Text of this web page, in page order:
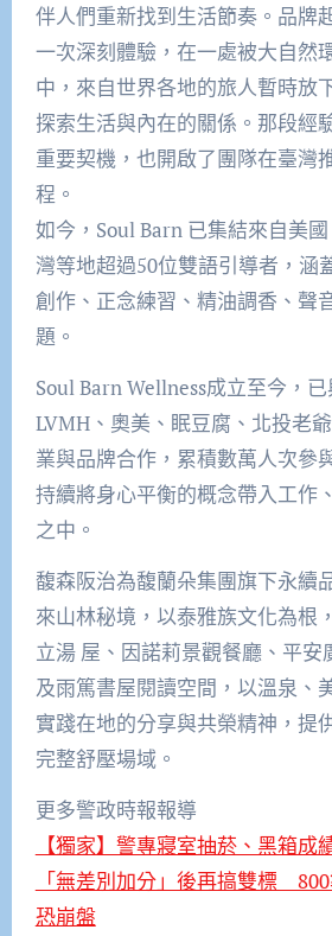
伴人們重新找到生活節奏。品牌
一次深刻體驗，在一處被大自然
中，來自世界各地的旅人暫時放
探索生活與內在的關係。那段經
重要契機，也開啟了團隊在臺灣
程。
如今，Soul Barn 已集結來自美
灣等地超過50位雙語引導者，涵
創作、正念練習、精油調香、聲
題。
Soul Barn Wellness成立至今，已
LVMH、奧美、眠豆腐、北投老
業與品牌合作，累積數萬人次參
持續將身心平衡的概念帶入工作
之中。
馥森阪治為馥蘭朵集團旗下永續
來山林秘境，以泰雅族文化為根
立湯 屋、因諾莉景觀餐廳、平安
及雨篤書屋閱讀空間，以溫泉、
實踐在地的分享與共榮精神，提
完整舒壓場域。
更多警政時報報導
【獨家】警專寢室抽菸、黑箱成
「無差別加分」後再搞雙標
恐崩盤